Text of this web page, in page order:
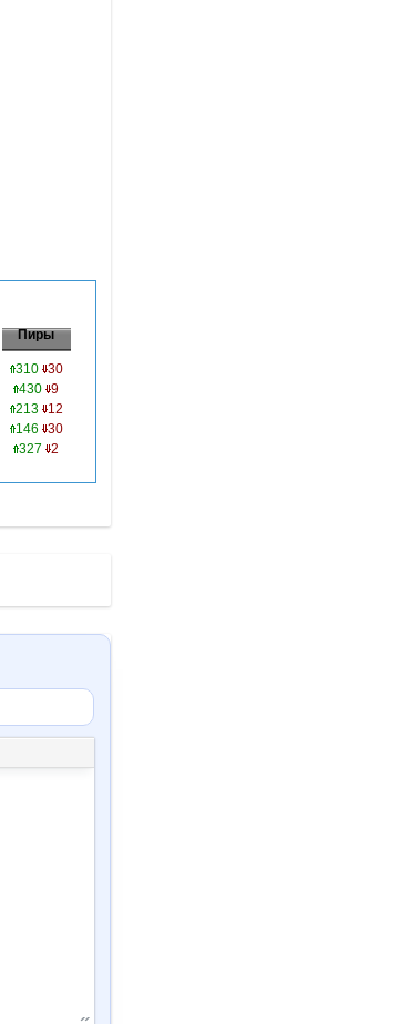
Пиры
310 30
430 9
213 12
146
30
327 2